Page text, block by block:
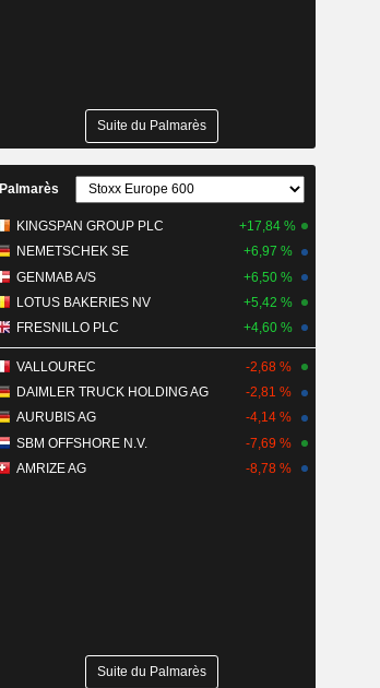
Suite du Palmarès
Palmarès
KINGSPAN GROUP PLC
+17,84 %
NEMETSCHEK SE
+6,97 %
GENMAB A/S
+6,50 %
LOTUS BAKERIES NV
+5,42 %
FRESNILLO PLC
+4,60 %
VALLOUREC
-2,68 %
DAIMLER TRUCK HOLDING AG
-2,81 %
AURUBIS AG
-4,14 %
SBM OFFSHORE N.V.
-7,69 %
AMRIZE AG
-8,78 %
Suite du Palmarès